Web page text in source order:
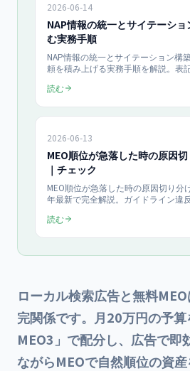
2026-06-14
NAP情報の統一とサイテーシ
む実務手順
NAP情報の統一とサイテーション構
頼を積み上げる実務手順を解説。表
で、中小企業オーナーが自力で着手
読む
2026-06-13
MEO順位が急落した時の原因
｜チェック
MEO順位が急落した時の原因切り分
年最新で完全解説。ガイドライン違
テップのチェックフローで特定し、
読む
ローカル検索広告と無料
完関係です。月20万円の予算
MEO3」で配分し、広告で即
ながらMEOで自然順位の資